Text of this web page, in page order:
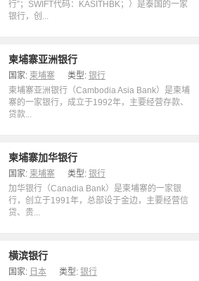
行”；SWIFT代码：KASITHBK；）是泰国的一家
银行，创...
柬埔寨亚洲银行
国家: 柬埔寨 类型: 银行
柬埔寨亚洲银行（Cambodia Asia Bank）是柬埔
寨的一家银行，成立于1992年，主要经营存款、
贷款...
柬埔寨加华银行
国家: 柬埔寨 类型: 银行
加华银行（Canadia Bank）是柬埔寨的一家银
行，创立于1991年，总部设于金边，主要经营信
贷、贵...
横滨银行
国家: 日本 类型: 银行